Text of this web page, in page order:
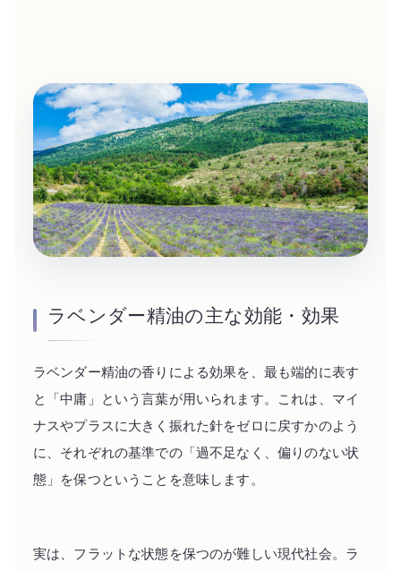
ラベンダー精油の主な効能・効果
ラベンダー精油の香りによる効果を、最も端的に表す
と「中庸」という言葉が用いられます。これは、マイ
ナスやプラスに大きく振れた針をゼロに戻すかのよう
に、それぞれの基準での「過不足なく、偏りのない状
態」を保つということを意味します。
実は、フラットな状態を保つのが難しい現代社会。ラ